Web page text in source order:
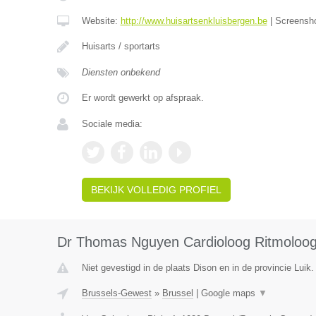
Website: http://www.huisartsenkluisbergen.be|
Huisarts / sportarts
Diensten onbekend
Er wordt gewerkt op afspraak.
Sociale media:
BEKIJK VOLLEDIG PROFIEL
Dr Thomas Nguyen Cardioloog Ritmoloog
Niet gevestigd in de plaats Dison en in de provincie Luik.
Brussels-Gewest» Brussel Google maps ▼